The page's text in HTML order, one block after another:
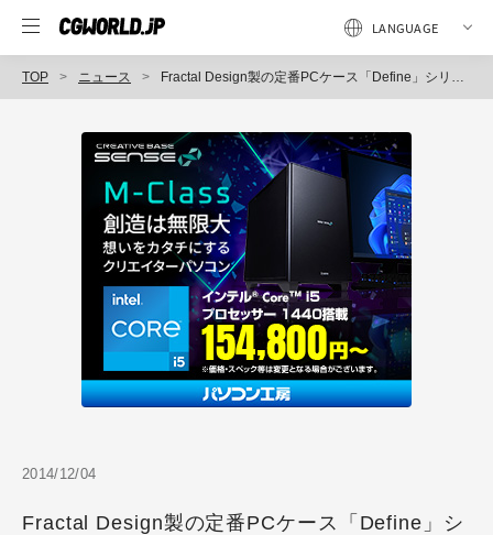
TOP ニュース Fractal Design製の定番PCケース「Define」シリーズの最新モデル、静音性と拡張性を強化したミドルタワーPCケース「Define R5」シリーズを発表（アスク）
2014/12/04
Fractal Design製の定番PCケース「Define」シ